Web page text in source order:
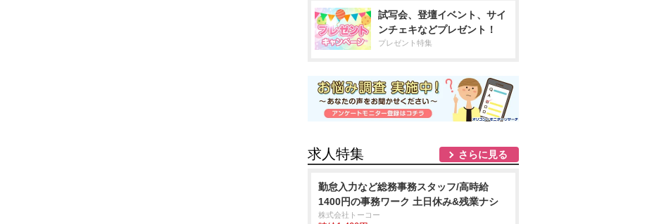
試写会、登壇イベント、サイ
ンチェキなどプレゼント！
プレゼント特集
求人特集 さらに見る
勤怠入力など総務事務スタッフ/高時給
1400円の事務ワーク 土日休み&残業ナシ
株式会社トーコー